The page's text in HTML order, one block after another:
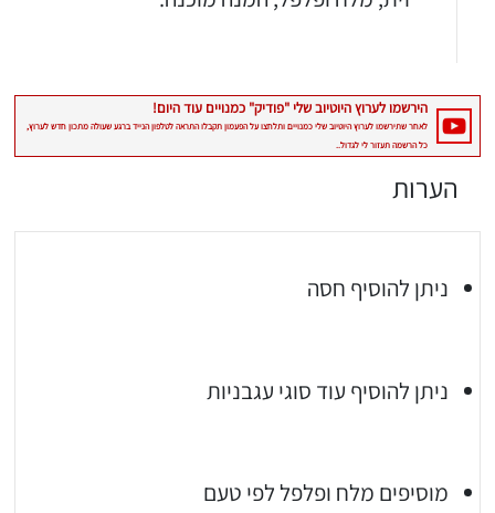
הערות
ניתן להוסיף חסה
ניתן להוסיף עוד סוגי עגבניות
מוסיפים מלח ופלפל לפי טעם